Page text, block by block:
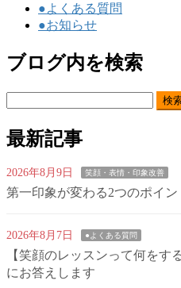
●よくある質問
●お知らせ
ブログ内を検索
最新記事
2026年8月9日 笑顔・表情・印象改善
第一印象が変わる2つのポイ
2026年8月7日 ●よくある質問
【笑顔のレッスンって何をす
にお答えします